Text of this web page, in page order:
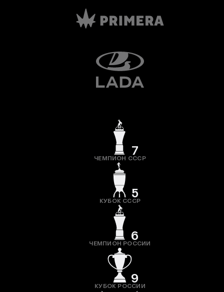
7
ЧЕМПИОН СССР
5
КУБОК СССР
6
ЧЕМПИОН РОССИИ
9
КУБОК РОССИИ